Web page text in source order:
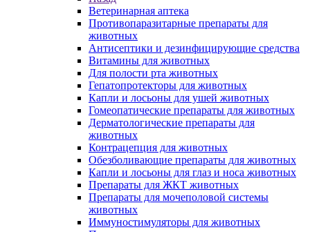
Ветеринарная аптека
Противопаразитарные препараты для
животных
Антисептики и дезинфицирующие средства
Витамины для животных
Для полости рта животных
Гепатопротекторы для животных
Капли и лосьоны для ушей животных
Гомеопатические препараты для животных
Дерматологические препараты для
животных
Контрацепция для животных
Обезболивающие препараты для животных
Капли и лосьоны для глаз и носа животных
Препараты для ЖКТ животных
Препараты для мочеполовой системы
животных
Иммуностимуляторы для животных